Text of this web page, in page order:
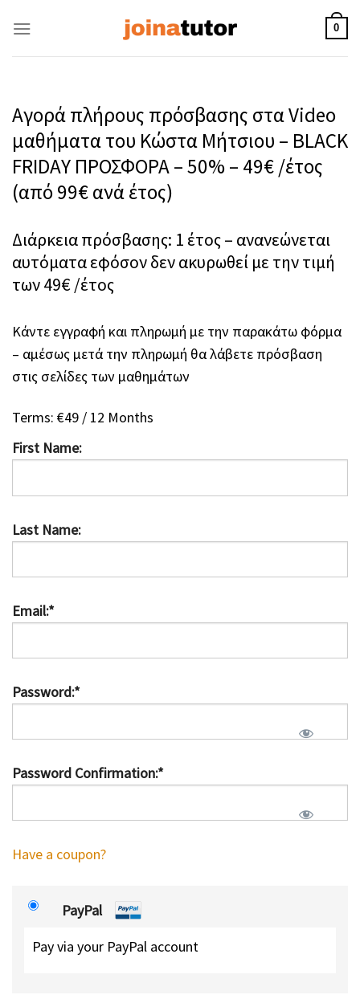
0
Αγορά πλήρους πρόσβασης στα Video
μαθήματα του Κώστα Μήτσιου – BLACK
FRIDAY ΠΡΟΣΦΟΡΑ – 50% – 49€ /έτος
(από 99€ ανά έτος)
Διάρκεια πρόσβασης: 1 έτος – ανανεώνεται
αυτόματα εφόσον δεν ακυρωθεί με την τιμή
των 49€ /έτος
Κάντε εγγραφή και πληρωμή με την παρακάτω φόρμα
– αμέσως μετά την πληρωμή θα λάβετε πρόσβαση
στις σελίδες των μαθημάτων
Terms: €49 / 12 Months
First Name:
Last Name:
Email:*
Password:*
Password Confirmation:*
Have a coupon?
PayPal
Pay via your PayPal account